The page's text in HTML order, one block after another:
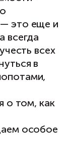
это еще и
всегда
всех
в
о том, как
особое